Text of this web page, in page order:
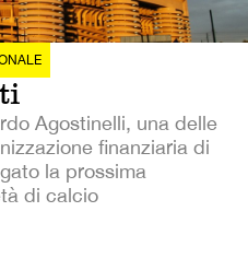
Agostinelli, una delle
finanziaria di
la prossima
di calcio